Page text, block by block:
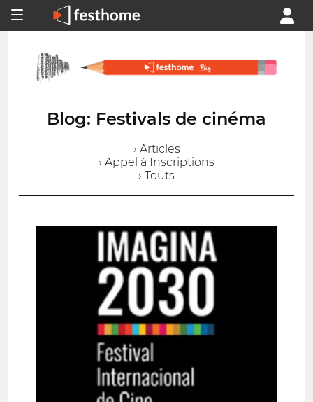
Blog: Festivals de cinéma
› Articles
› Appel à Inscriptions
› Touts